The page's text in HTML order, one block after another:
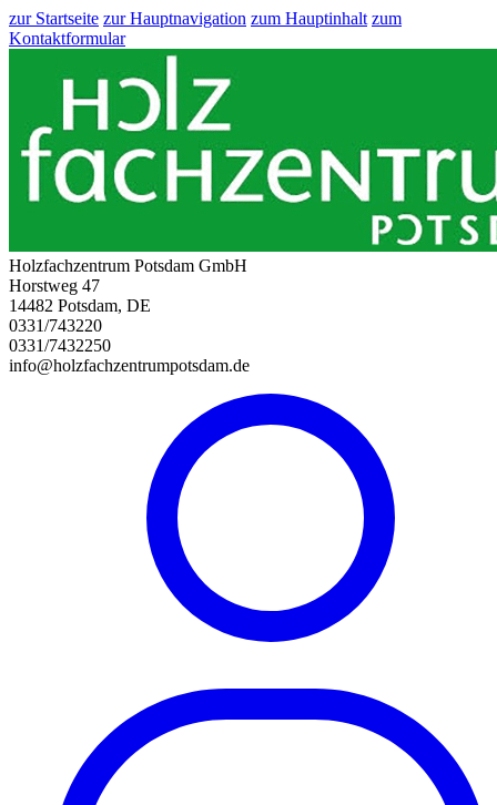
zur Startseite zur Hauptnavigation zum Hauptinhalt zum
Kontaktformular
Holzfachzentrum Potsdam GmbH
Horstweg 47
14482 Potsdam, DE
0331/743220
0331/7432250
info@holzfachzentrumpotsdam.de